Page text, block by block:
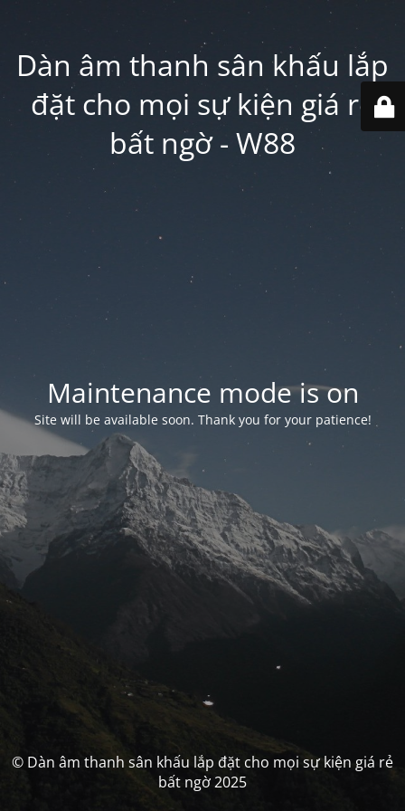
Dàn âm thanh sân khấu lắp
đặt cho mọi sự kiện giá rẻ
bất ngờ - W88
Maintenance mode is on
Site will be available soon. Thank you for your patience!
© Dàn âm thanh sân khấu lắp đặt cho mọi sự kiện giá rẻ
bất ngờ 2025